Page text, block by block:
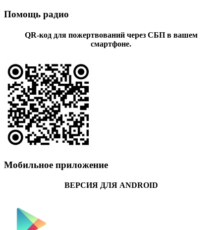
Помощь радио
QR-код для пожертвований через СБП в вашем
смартфоне.
Мобильное приложение
ВЕРСИЯ ДЛЯ ANDROID